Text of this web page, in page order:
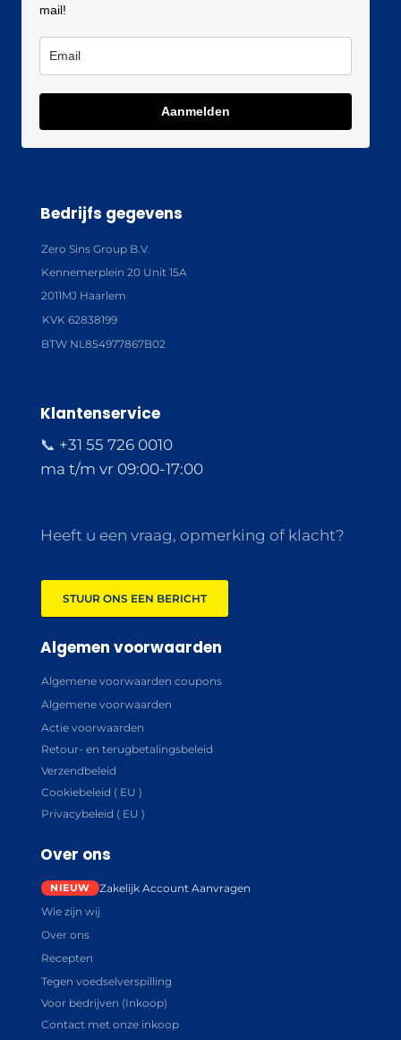
mail!
Aanmelden
Bedrijfs gegevens
Zero Sins Group B.V.
Kennemerplein 20 Unit 15A
2011MJ Haarlem
KVK 62838199
BTW NL854977867B02
Klantenservice
📞 +31 55 726 0010
ma t/m vr 09:00-17:00
Heeft u een vraag, opmerking of klacht?
STUUR ONS EEN BERICHT
Algemen voorwaarden
Algemene voorwaarden coupons
Algemene voorwaarden
Actie voorwaarden
Retour- en terugbetalingsbeleid
Verzendbeleid
Cookiebeleid ( EU )
Privacybeleid ( EU )
Over ons
Zakelijk Account Aanvragen
Wie zijn wij
Over ons
Recepten
Tegen voedselverspilling
Voor bedrijven (Inkoop)
Contact met onze inkoop